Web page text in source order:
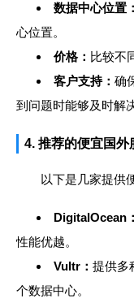
数据中心位置：
心位置。
价格： 比较不
客户支持： 确
到问题时能够及时解
4. 推荐的便宜国外
以下是几家提供
DigitalOcean：
性能优越。
Vultr： 提供多
个数据中心。